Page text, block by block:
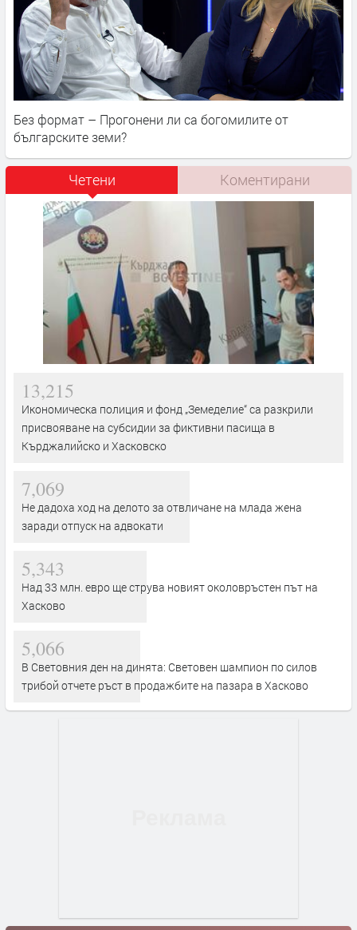
Без формат – Прогонени ли са богомилите от
българските земи?
Четени Коментирани
13,215
Икономическа полиция и фонд „Земеделие“ са разкрили
присвояване на субсидии за фиктивни пасища в
Кърджалийско и Хасковско
7,069
Не дадоха ход на делото за отвличане на млада жена
заради отпуск на адвокати
5,343
Над 33 млн. евро ще струва новият околовръстен път на
Хасково
5,066
В Световния ден на динята: Световен шампион по силов
трибой отчете ръст в продажбите на пазара в Хасково